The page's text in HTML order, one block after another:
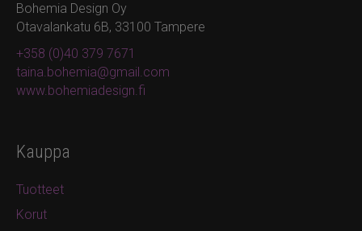
Bohemia Design Oy
Otavalankatu 6B, 33100 Tampere
+358 (0)40 379 7671
taina.bohemia@gmail.com
www.bohemiadesign.fi
Kauppa
Tuotteet
Korut